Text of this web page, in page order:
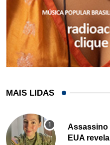
MAIS LIDAS
Assassino
EUA